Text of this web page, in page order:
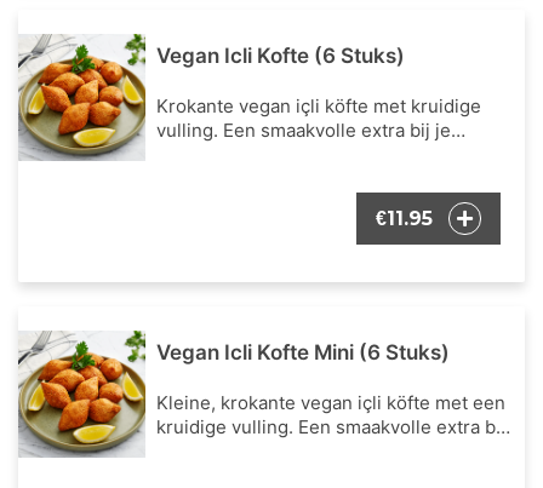
Vegan Icli Kofte (6 Stuks)
Krokante vegan içli köfte met kruidige
vulling. Een smaakvolle extra bij je
€11.95
Vegan Icli Kofte Mini (6 Stuks)
Kleine, krokante vegan içli köfte met een
kruidige vulling. Een smaakvolle extra bij